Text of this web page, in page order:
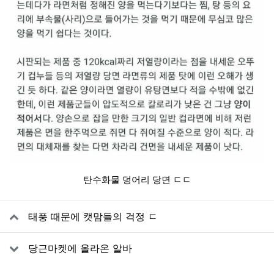
탄수화물 덩어리 당면 ㄷㄷ
관련자료
태풍 때문에 캣맘들의 걱정 ㄷ
당근마켓에 올라온 알바